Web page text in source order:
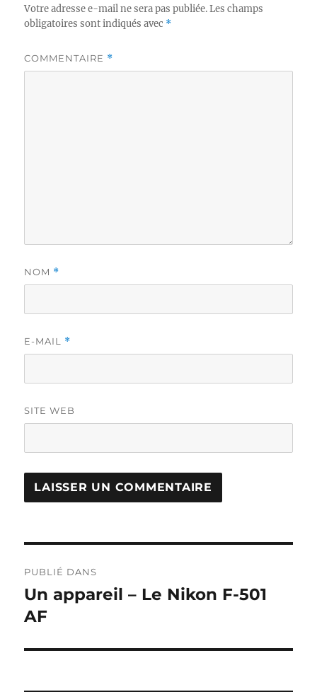
Votre adresse e-mail ne sera pas publiée. Les champs
obligatoires sont indiqués avec *
COMMENTAIRE *
NOM *
E-MAIL *
SITE WEB
de
l’article
PUBLIÉ DANS
Un appareil – Le Nikon F-501
AF